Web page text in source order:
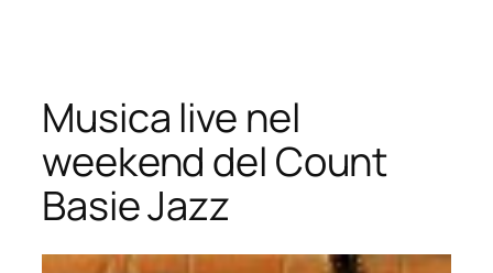
contenuto
Musica live nel
weekend del Count
Basie Jazz